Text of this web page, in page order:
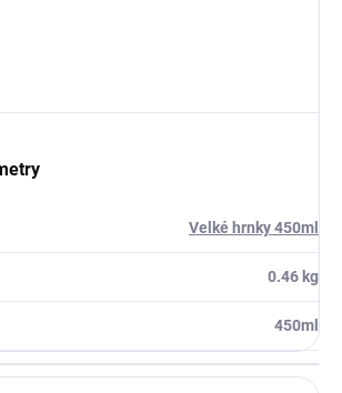
Velké hrnky 450ml
0.46 kg
450ml